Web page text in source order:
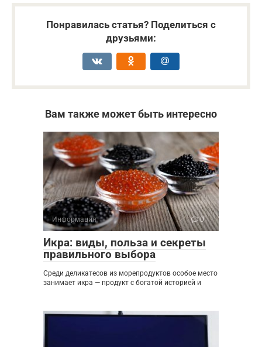
Понравилась статья? Поделиться с
друзьями:
Вам также может быть интересно
Информация 0
Икра: виды, польза и секреты
правильного выбора
Среди деликатесов из морепродуктов особое место
занимает икра — продукт с богатой историей и